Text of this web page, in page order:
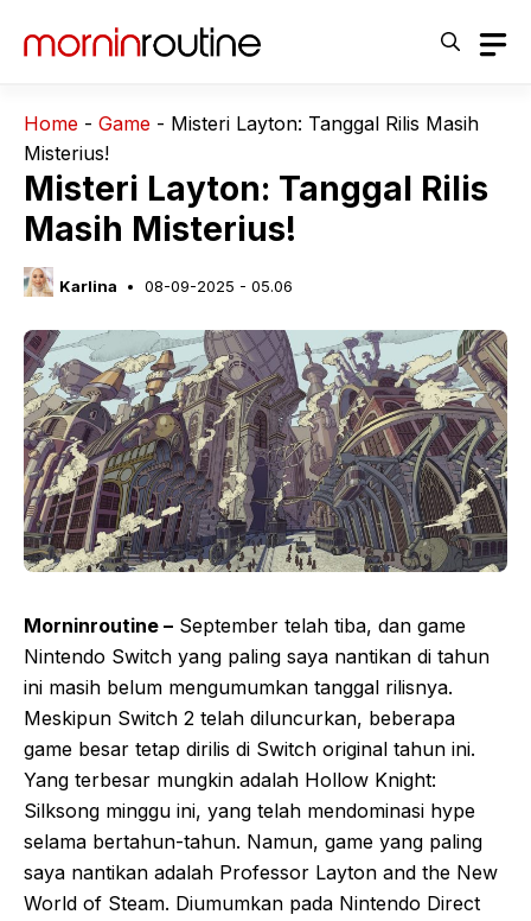
Home - Game - Misteri Layton: Tanggal Rilis Masih
Misterius!
Misteri Layton: Tanggal Rilis
Masih Misterius!
Karlina 08-09-2025 - 05.06
Morninroutine – September telah tiba, dan game
Nintendo Switch yang paling saya nantikan di tahun
ini masih belum mengumumkan tanggal rilisnya.
Meskipun Switch 2 telah diluncurkan, beberapa
game besar tetap dirilis di Switch original tahun ini.
Yang terbesar mungkin adalah Hollow Knight:
Silksong minggu ini, yang telah mendominasi hype
selama bertahun-tahun. Namun, game yang paling
saya nantikan adalah Professor Layton and the New
World of Steam. Diumumkan pada Nintendo Direct